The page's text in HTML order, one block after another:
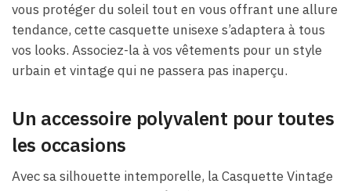
vous protéger du soleil tout en vous offrant une allure
tendance, cette casquette unisexe s’adaptera à tous
vos looks. Associez-la à vos vêtements pour un style
urbain et vintage qui ne passera pas inaperçu.
Un accessoire polyvalent pour toutes
les occasions
Avec sa silhouette intemporelle, la Casquette Vintage